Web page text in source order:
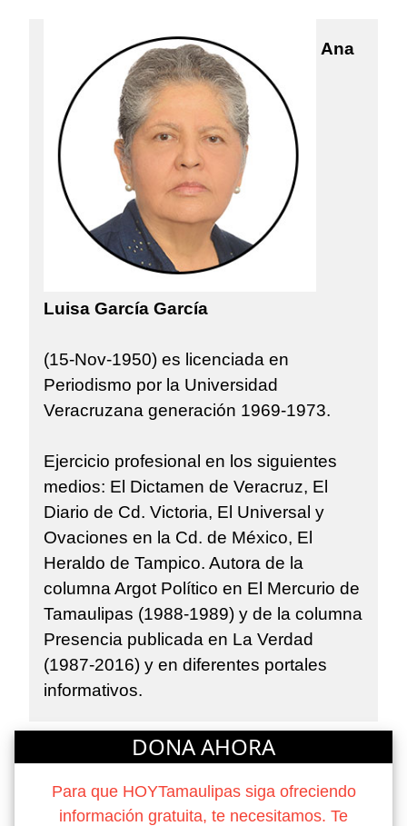
Ana
Luisa García García
(15-Nov-1950) es licenciada en
Periodismo por la Universidad
Veracruzana generación 1969-1973.
Ejercicio profesional en los siguientes
medios: El Dictamen de Veracruz, El
Diario de Cd. Victoria, El Universal y
Ovaciones en la Cd. de México, El
Heraldo de Tampico. Autora de la
columna Argot Político en El Mercurio de
Tamaulipas (1988-1989) y de la columna
Presencia publicada en La Verdad
(1987-2016) y en diferentes portales
informativos.
DONA AHORA
Para que HOYTamaulipas siga ofreciendo
información gratuita, te necesitamos. Te